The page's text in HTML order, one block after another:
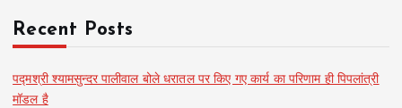
Recent Posts
पद्मश्री श्यामसुन्दर पालीवाल बोले धरातल पर किए गए कार्य का परिणाम ही पिपलांत्री
मॉडल है